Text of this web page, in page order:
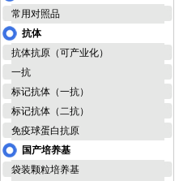
常用对照品
抗体
抗体抗原（可产业化）
一抗
标记抗体（一抗）
标记抗体（二抗）
免疫球蛋白抗原
国产培养基
袋装颗粒培养基